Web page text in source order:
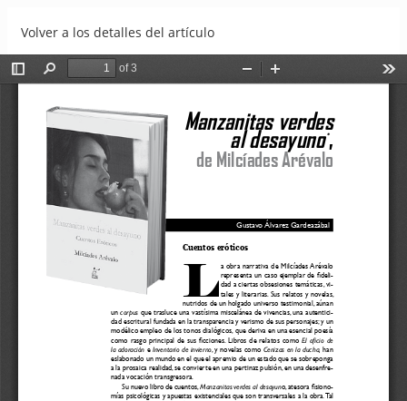
Volver a los detalles del artículo
Manzanitas verdes al desayuno, de Milcíades Arévalo
DescargarDescargar PDF